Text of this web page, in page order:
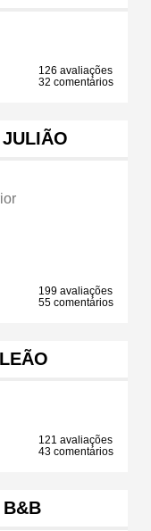
126 avaliações
32 comentários
199 avaliações
55 comentários
121 avaliações
43 comentários
B&B